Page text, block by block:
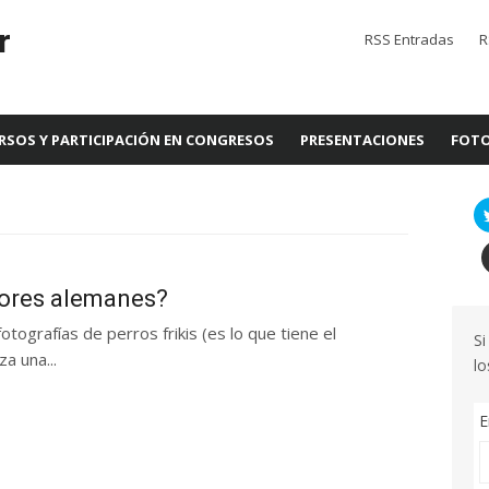
RSS Entradas
Y PARTICIPACIÓN EN CONGRESOS PRESENTACIONES
alemanes?
de perros frikis (es lo que tiene el
una...